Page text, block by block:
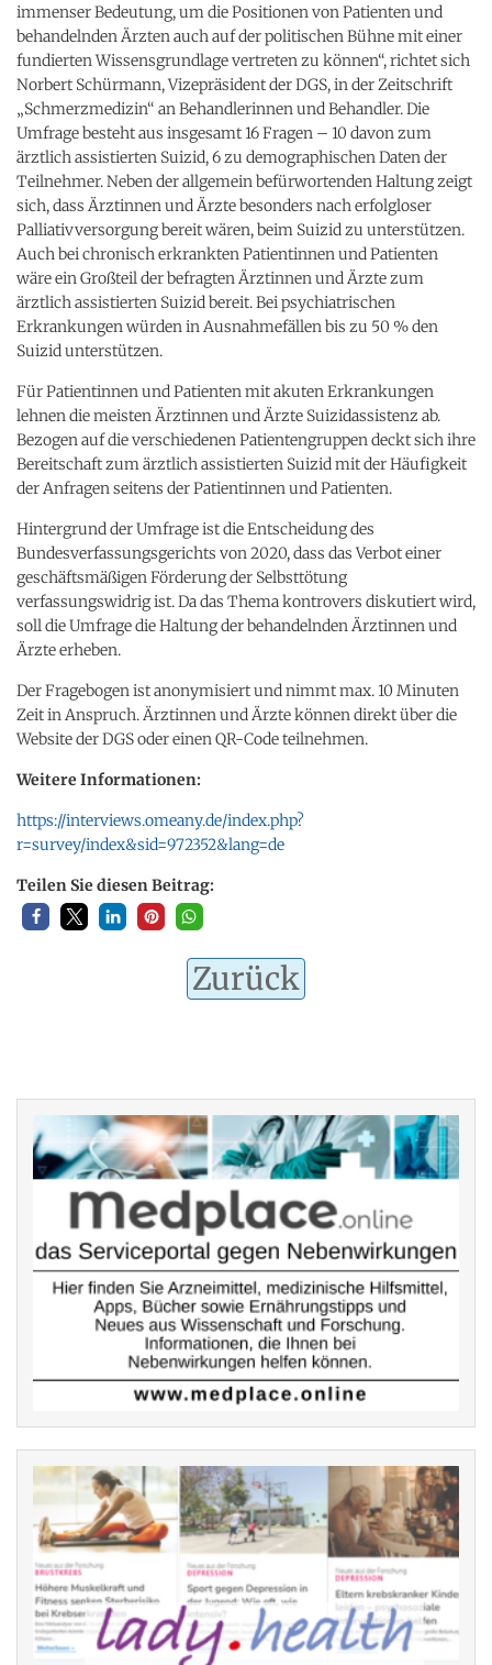
immenser Bedeutung, um die Positionen von Patienten und
behandelnden Ärzten auch auf der politischen Bühne mit einer
fundierten Wissensgrundlage vertreten zu können“, richtet sich
Norbert Schürmann, Vizepräsident der DGS, in der Zeitschrift
„Schmerzmedizin“ an Behandlerinnen und Behandler. Die
Umfrage besteht aus insgesamt 16 Fragen – 10 davon zum
ärztlich assistierten Suizid, 6 zu demographischen Daten der
Teilnehmer. Neben der allgemein befürwortenden Haltung zeigt
sich, dass Ärztinnen und Ärzte besonders nach erfolgloser
Palliativversorgung bereit wären, beim Suizid zu unterstützen.
Auch bei chronisch erkrankten Patientinnen und Patienten
wäre ein Großteil der befragten Ärztinnen und Ärzte zum
ärztlich assistierten Suizid bereit. Bei psychiatrischen
Erkrankungen würden in Ausnahmefällen bis zu 50 % den
Suizid unterstützen.
Für Patientinnen und Patienten mit akuten Erkrankungen
lehnen die meisten Ärztinnen und Ärzte Suizidassistenz ab.
Bezogen auf die verschiedenen Patientengruppen deckt sich ihre
Bereitschaft zum ärztlich assistierten Suizid mit der Häufigkeit
der Anfragen seitens der Patientinnen und Patienten.
Hintergrund der Umfrage ist die Entscheidung des
Bundesverfassungsgerichts von 2020, dass das Verbot einer
geschäftsmäßigen Förderung der Selbsttötung
verfassungswidrig ist. Da das Thema kontrovers diskutiert wird,
soll die Umfrage die Haltung der behandelnden Ärztinnen und
Ärzte erheben.
Der Fragebogen ist anonymisiert und nimmt max. 10 Minuten
Zeit in Anspruch. Ärztinnen und Ärzte können direkt über die
Website der DGS oder einen QR-Code teilnehmen.
Weitere Informationen:
https://interviews.omeany.de/index.php?
r=survey/index&sid=972352&lang=de
Teilen Sie diesen Beitrag:
Zurück